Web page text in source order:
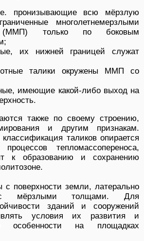
пронизывающие всю мёрзлую
многолетнемерзлыми
(ММП) только по боковым
их нижней границей служат
талики окружены ММП со
имеющие какой-либо выход на
также по своему строению,
и другим признакам.
таликов опирается
тепломассопереноса,
к образованию и сохранению
с поверхности земли, латерально
с мёрзлыми толщами. Для
зданий и сооружений
условия их развития и
особенности на площадках